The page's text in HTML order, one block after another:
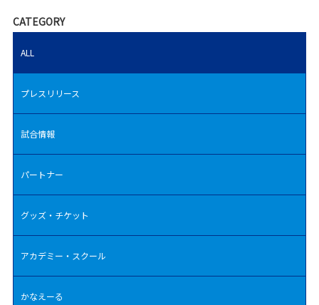
CATEGORY
ALL
プレスリリース
試合情報
パートナー
グッズ・チケット
アカデミー・スクール
かなえーる